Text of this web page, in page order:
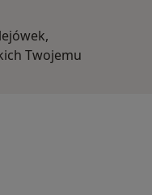
Twojemu